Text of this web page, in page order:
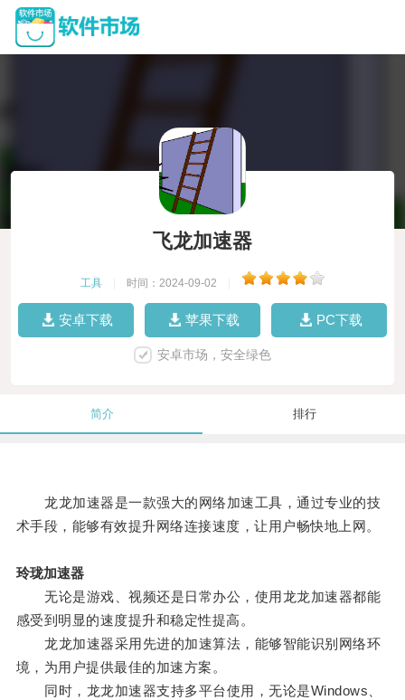
飞龙加速器
工具 时间：2024-09-02
安卓下载 苹果下载 PC下载
安卓市场，安全绿色
简介 排行
龙龙加速器是一款强大的网络加速工具，通过专业的技
术手段，能够有效提升网络连接速度，让用户畅快地上网。
玲珑加速器
无论是游戏、视频还是日常办公，使用龙龙加速器都能
感受到明显的速度提升和稳定性提高。
龙龙加速器采用先进的加速算法，能够智能识别网络环
境，为用户提供最佳的加速方案。
同时，龙龙加速器支持多平台使用，无论是Windows、